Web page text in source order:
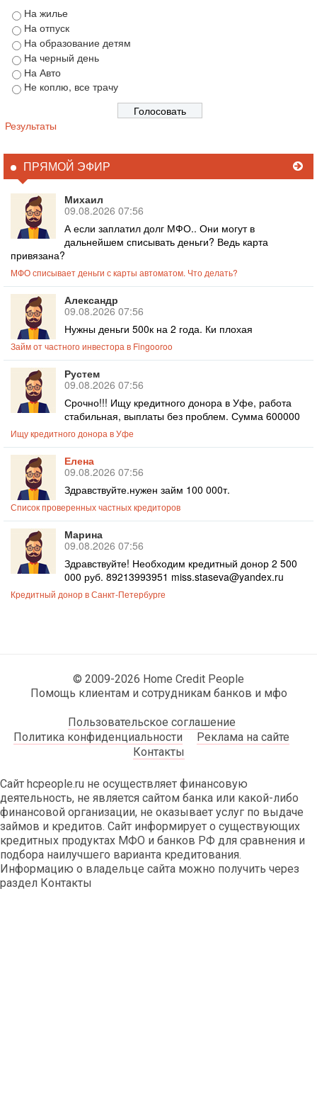
На жилье
На отпуск
На образование детям
На черный день
На Авто
Не коплю, все трачу
Результаты
ПРЯМОЙ ЭФИР
Михаил
09.08.2026 07:56
А если заплатил долг МФО.. Они могут в
дальнейшем списывать деньги? Ведь карта
привязана?
МФО списывает деньги с карты автоматом. Что делать?
Александр
09.08.2026 07:56
Нужны деньги 500к на 2 года. Ки плохая
Займ от частного инвестора в Fingooroo
Рустем
09.08.2026 07:56
Срочно!!! Ищу кредитного донора в Уфе, работа
стабильная, выплаты без проблем. Сумма 600000
Ищу кредитного донора в Уфе
Елена
09.08.2026 07:56
Здравствуйте.нужен займ 100 000т.
Список проверенных частных кредиторов
Марина
09.08.2026 07:56
Здравствуйте! Необходим кредитный донор 2 500
000 руб. 89213993951 miss.staseva@yandex.ru
Кредитный донор в Санкт-Петербурге
© 2009-2026 Home Credit People
Помощь клиентам и сотрудникам банков и мфо
Пользовательское соглашение
Политика конфиденциальности
Реклама на сайте
Контакты
Сайт hcpeople.ru не осуществляет финансовую
деятельность, не является сайтом банка или какой-либо
финансовой организации, не оказывает услуг по выдаче
займов и кредитов. Сайт информирует о существующих
кредитных продуктах МФО и банков РФ для сравнения и
подбора наилучшего варианта кредитования.
Информацию о владельце сайта можно получить через
раздел Контакты